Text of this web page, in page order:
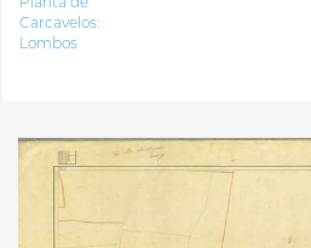
Carcavelos:
Lombos